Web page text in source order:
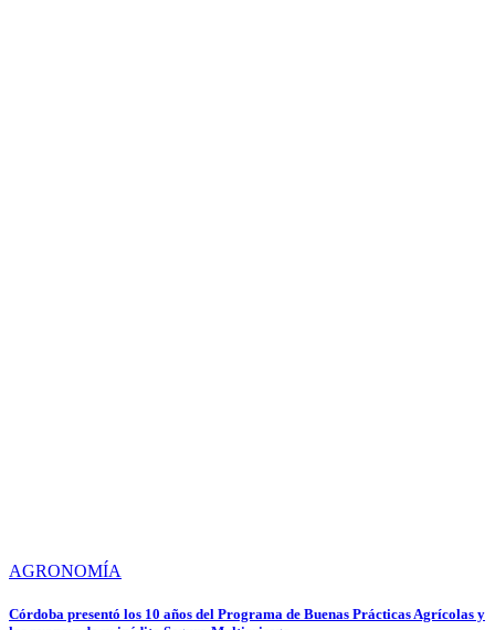
AGRONOMÍA
Córdoba presentó los 10 años del Programa de Buenas Prácticas Agrícolas y